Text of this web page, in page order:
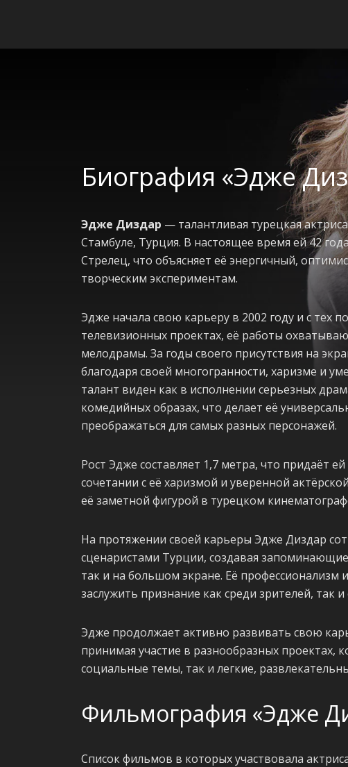
Биография «Эдже
Эдже Диздар — талантливая турецкая
Стамбуле, Турция. В настоящее время ей 42
Стрелец, что объясняет её энергичный,
творческим экспериментам.
Эдже начала свою карьеру в 2002 году и с тех
телевизионных проектах, её работы
мелодрамы. За годы своего присутствия на
благодаря своей многогранности, харизме и
талант виден как в исполнении серьезных
комедийных образах, что делает её
преображаться для самых разных персонажей.
Рост Эдже составляет 1,7 метра, что придаёт
сочетании с её харизмой и уверенной
её заметной фигурой в турецком
На протяжении своей карьеры Эдже Диздар
сценаристами Турции, создавая
так и на большом экране. Её профессионализм
заслужить признание как среди зрителей, так и
Эдже продолжает активно развивать свою
принимая участие в разнообразных проектах,
социальные темы, так и легкие,
Фильмография «Эдже
Список фильмов в которых участвовала